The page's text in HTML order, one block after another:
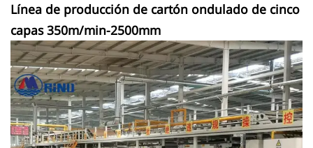
Línea de producción de cartón ondulado de cinco
capas 350m/min-2500mm